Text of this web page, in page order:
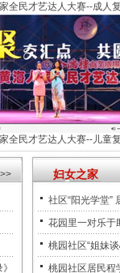
全民才艺达人大赛--成人
全民才艺达人大赛--儿童
妇女之家
社区“阳光学堂”
花园里一对乐于
桃园社区“姐妹
桃园社区居民